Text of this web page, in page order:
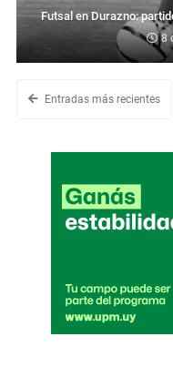
Futsal en Durazno:
8
Entradas más recientes